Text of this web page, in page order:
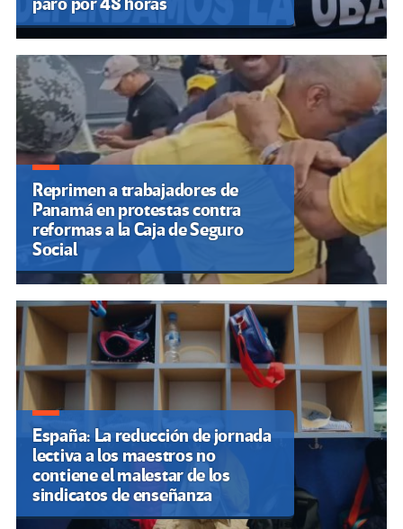
Reprimen a trabajadores de
Panamá en protestas contra
reformas a la Caja de Seguro
Social
España: La reducción de jornada
lectiva a los maestros no
contiene el malestar de los
sindicatos de enseñanza